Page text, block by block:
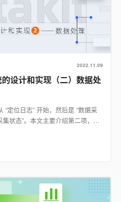
2022.11.09
设计和实现（二）数据处
“定位日志” 开始，然后是 “数据采
集状态”。本文主要介绍第二项，即